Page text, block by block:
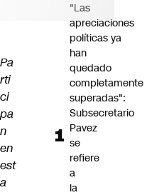
Pa
rti
ci
pa
n
en
est
a
"Las
apreciaciones
políticas ya
han
quedado
completamente
superadas":
Subsecretario
Pavez
se
refiere
a
la